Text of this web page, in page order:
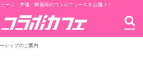
ーム・声優・映画等のコラボニュースをお届け！
search
シップのご案内